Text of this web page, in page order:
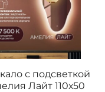
с подсветкой
Лайт 110х50